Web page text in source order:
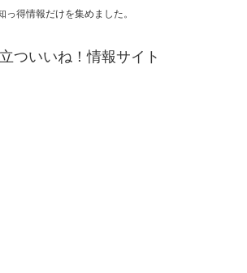
っ得情報だけを集めました。
ついいね！情報サイト